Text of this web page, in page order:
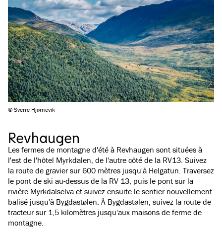
© Sverre Hjørnevik
Revhaugen
Les fermes de montagne d'été à Revhaugen sont situées à
l'est de l'hôtel Myrkdalen, de l'autre côté de la RV13. Suivez
la route de gravier sur 600 mètres jusqu'à Helgatun. Traversez
le pont de ski au-dessus de la RV 13, puis le pont sur la
rivière Myrkdalselva et suivez ensuite le sentier nouvellement
balisé jusqu'à Bygdastølen. À Bygdastølen, suivez la route de
tracteur sur 1,5 kilomètres jusqu'aux maisons de ferme de
montagne.